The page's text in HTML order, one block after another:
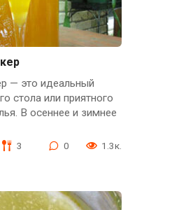
— это идеальный
стола или приятного
В осеннее и зимнее
3 0 1.3к.